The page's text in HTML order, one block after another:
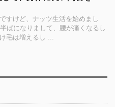
すけど、ナッツ生活を始めまし
ばになりまして、腰が痛くなるし
毛は増えるし ...